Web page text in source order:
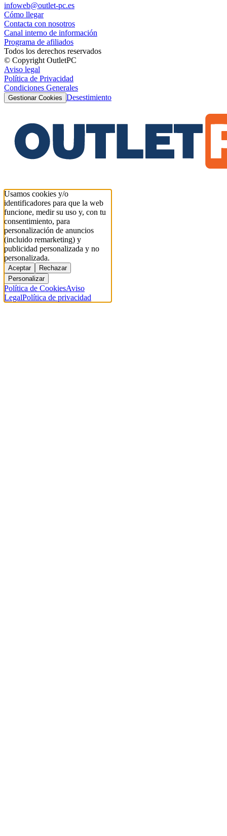
infoweb@outlet-pc.es
Cómo llegar
Contacta con nosotros
Canal interno de información
Programa de afiliados
Todos los derechos reservados
© Copyright OutletPC
Aviso legal
Política de Privacidad
Condiciones Generales
Gestionar Cookies Desestimiento
Usamos cookies y/o
identificadores para que la web
funcione, medir su uso y, con tu
consentimiento, para
personalización de anuncios
(incluido remarketing) y
publicidad personalizada y no
personalizada.
Aceptar
Rechazar
Personalizar
Política de CookiesAviso
LegalPolítica de privacidad